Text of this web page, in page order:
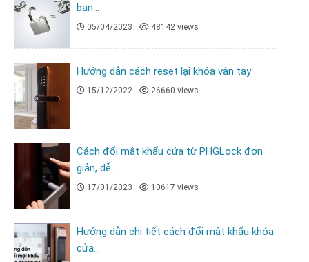
bạn...
05/04/2023 48142 views
Hướng dẫn cách reset lại khóa vân tay
15/12/2022 26660 views
Cách đổi mật khẩu cửa từ PHGLock đơn
giản, dễ...
17/01/2023 10617 views
Hướng dẫn chi tiết cách đổi mật khẩu khóa
cửa...